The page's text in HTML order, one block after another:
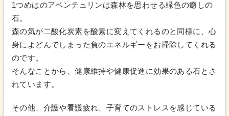
1つめはのアベンチュリンは森林を思わせる緑色の癒しの
石。
森の気が二酸化炭素を酸素に変えてくれるのと同様に、心
身によどんでしまった負のエネルギーをお掃除してくれる
のです。
そんなことから、健康維持や健康促進に効果のある石とさ
れています。
その他、介護や看護疲れ、子育てのストレスを感じている